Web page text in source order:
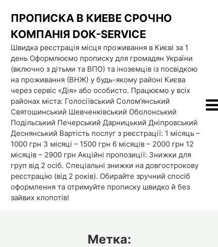
content
ПРОПИСКА В КИЕВЕ СРОЧНО
КОМПАНІЯ DOК-SERVICE
Швидка реєстрація місця проживання в Києві за 1
день Оформлюємо прописку для громадян України
(включно з дітьми та ВПО) та іноземців із посвідкою
на проживання (ВНЖ) у будь-якому районі Києва
через сервіс «Дія» або особисто. Працюємо у всіх
районах міста: Голосіївський Солом’янський
Святошинський Шевченківський Оболонський
Подільський Печерський Дарницький Дніпровський
Деснянський Вартість послуг з реєстрації: 1 місяць –
1000 грн 3 місяці – 1500 грн 6 місяців – 2000 грн 12
місяців – 2900 грн Акційні пропозиції: Знижки для
груп від 2 осіб. Спеціальні знижки на довгострокову
реєстрацію (від 2 років). Обирайте зручний спосіб
оформлення та отримуйте прописку швидко й без
зайвих клопотів!
Метка: